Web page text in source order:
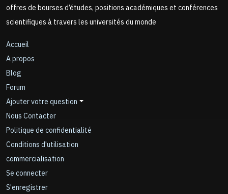
offres de bourses d’études, positions académiques et conférences
scientifiques à travers les universités du monde
Accueil
A propos
Blog
Forum
Ajouter votre question
Nous Contacter
Politique de confidentialité
Conditions d'utilisation
commercialisation
Se connecter
S'enregistrer